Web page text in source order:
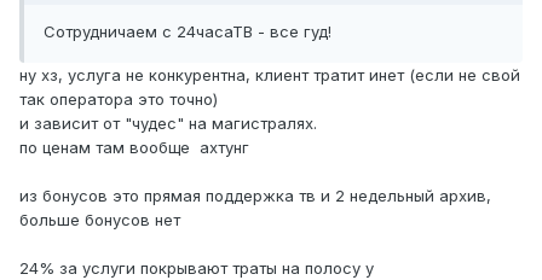
Сотрудничаем с 24часаТВ - все гуд!
ну хз, услуга не конкурентна, клиент тратит инет (если не свой
так оператора это точно)
и зависит от "чудес" на магистралях.
по ценам там вообще ахтунг
из бонусов это прямая поддержка тв и 2 недельный архив,
больше бонусов нет
24% за услуги покрывают траты на полосу у